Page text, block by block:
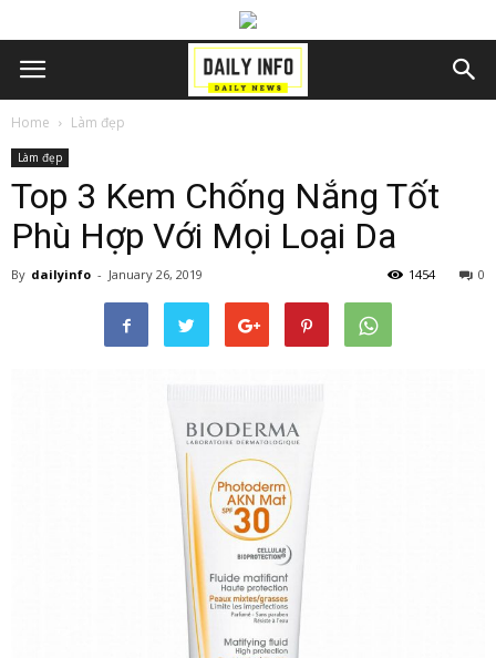
Home Làm đẹp
Làm đẹp
Top 3 Kem Chống Nắng Tốt
Phù Hợp Với Mọi Loại Da
By dailyinfo - January 26, 2019 0
1454